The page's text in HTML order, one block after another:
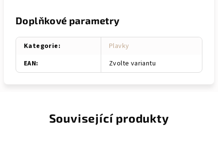
Doplňkové parametry
Kategorie:
Plavky
EAN: Zvolte variantu
Související produkty